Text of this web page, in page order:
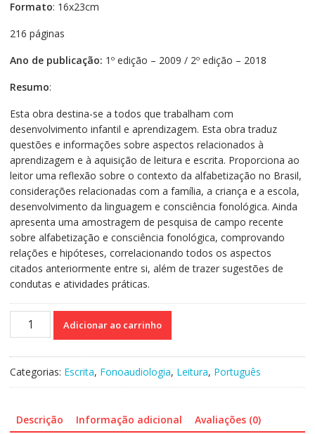
Formato: 16x23cm
216 páginas
Ano de publicação: 1º edição – 2009 / 2º edição – 2018
Resumo:
Esta obra destina-se a todos que trabalham com
desenvolvimento infantil e aprendizagem. Esta obra traduz
questões e informações sobre aspectos relacionados à
aprendizagem e à aquisição de leitura e escrita. Proporciona ao
leitor uma reflexão sobre o contexto da alfabetização no Brasil,
considerações relacionadas com a família, a criança e a escola,
desenvolvimento da linguagem e consciência fonológica. Ainda
apresenta uma amostragem de pesquisa de campo recente
sobre alfabetização e consciência fonológica, comprovando
relações e hipóteses, correlacionando todos os aspectos
citados anteriormente entre si, além de trazer sugestões de
condutas e atividades práticas.
Aquisição
da
Uma
Adicionar ao carrinho
Categorias: Escrita, Fonoaudiologia, Leitura, Português
Descrição Informação adicional Avaliações (0)